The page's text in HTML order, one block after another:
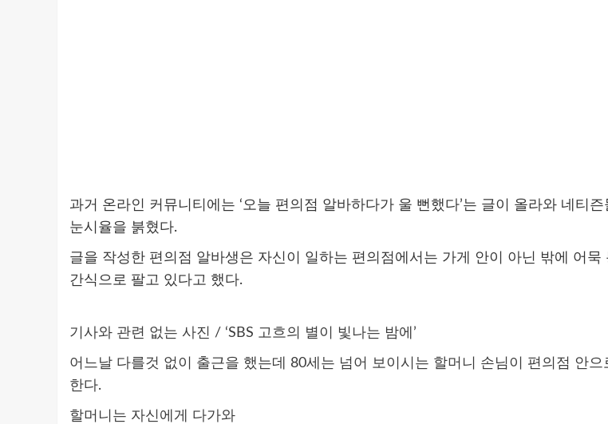
과거 온라인 커뮤니티에는 ‘오늘 편의점 알바하다가 울 뻔했다’는 글이 올라와 네티즌
눈시율을 붉혔다.
글을 작성한 편의점 알바생은 자신이 일하는 편의점에서는 가게 안이 아닌 밖에 어묵
간식으로 팔고 있다고 했다.
기사와 관련 없는 사진 / ‘SBS 고흐의 별이 빛나는 밤에’
어느날 다를것 없이 출근을 했는데 80세는 넘어 보이시는 할머니 손님이 편의점 안으
한다.
할머니는 자신에게 다가와